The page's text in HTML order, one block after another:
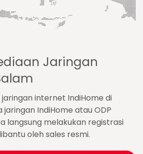
Jaringan
internet IndiHome di
jaringan IndiHome atau ODP
langsung melakukan registrasi
oleh sales resmi.